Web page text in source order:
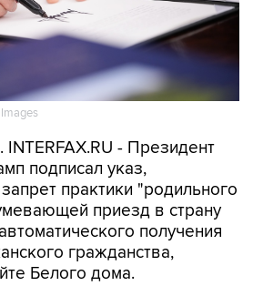
INTERFAX.RU - Президент
подписал указ,
практики "родильного
приезд в страну
получения
гражданства,
Белого дома.